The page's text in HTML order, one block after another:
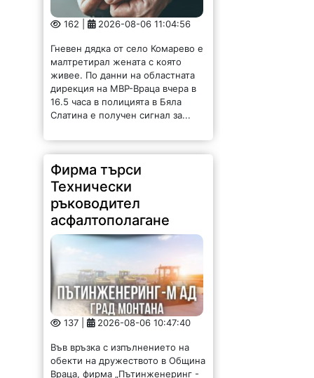
162 | 2026-08-06 11:04:56
Гневен дядка от село Комарево е
малтретирал жената с която
живее. По данни на областната
дирекция на МВР-Враца вчера в
16.5 часа в полицията в Бяла
Слатина е получен сигнал за...
Фирма търси
Технически
ръководител
асфалтополагане
137 | 2026-08-06 10:47:40
Във връзка с изпълнението на
обекти на дружеството в Община
Враца, фирма „Пътинженеринг -